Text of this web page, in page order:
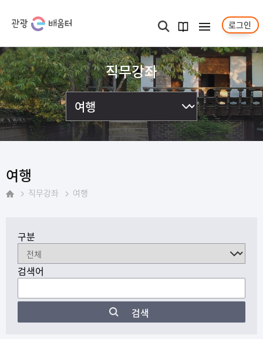
검색
과정
안내서
메뉴보기 로그인
직무강좌
여행
직무강좌 여행
구분
검색어
검색